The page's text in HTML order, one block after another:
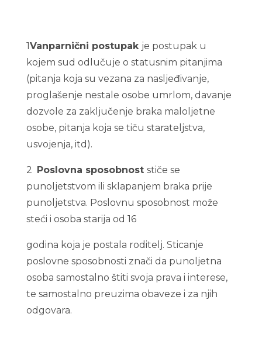
1Vanparnični postupak je postupak u
kojem sud odlučuje o statusnim pitanjima
(pitanja koja su vezana za nasljeđivanje,
proglašenje nestale osobe umrlom, davanje
dozvole za zaključenje braka maloljetne
osobe, pitanja koja se tiču starateljstva,
usvojenja, itd).
2 Poslovna sposobnost stiče se
punoljetstvom ili sklapanjem braka prije
punoljetstva. Poslovnu sposobnost može
steći i osoba starija od 16
godina koja je postala roditelj. Sticanje
poslovne sposobnosti znači da punoljetna
osoba samostalno štiti svoja prava i interese,
te samostalno preuzima obaveze i za njih
odgovara.